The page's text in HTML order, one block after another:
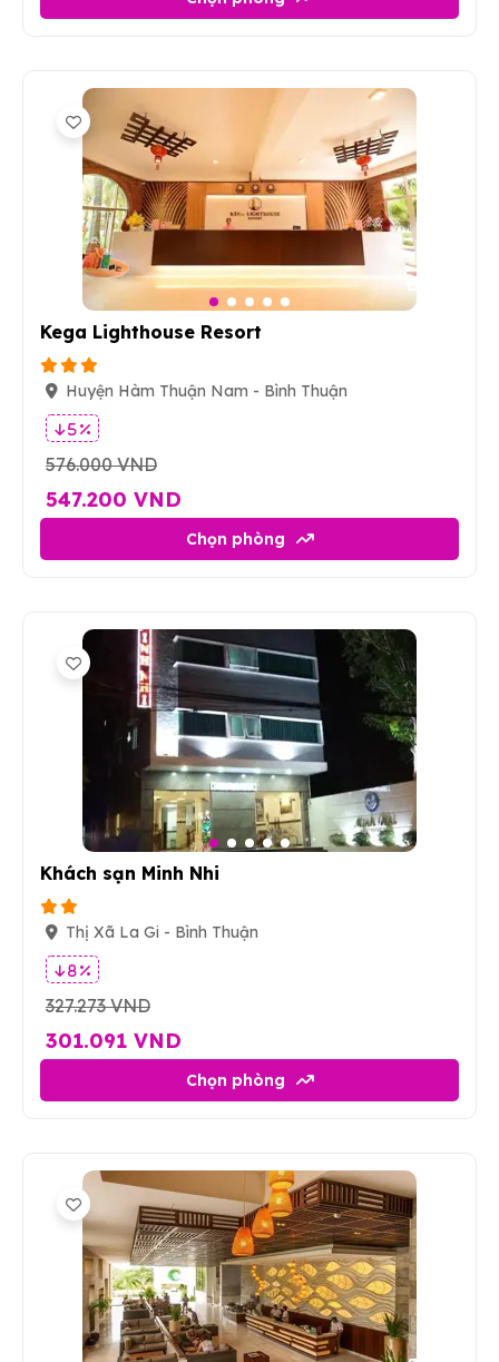
Kega Lighthouse Resort
Huyện Hàm Thuận Nam - Bình Thuận
5 %
576.000 VND
547.200 VND
Chọn phòng
Khách sạn Minh Nhi
Thị Xã La Gi - Bình Thuận
8 %
327.273 VND
301.091 VND
Chọn phòng